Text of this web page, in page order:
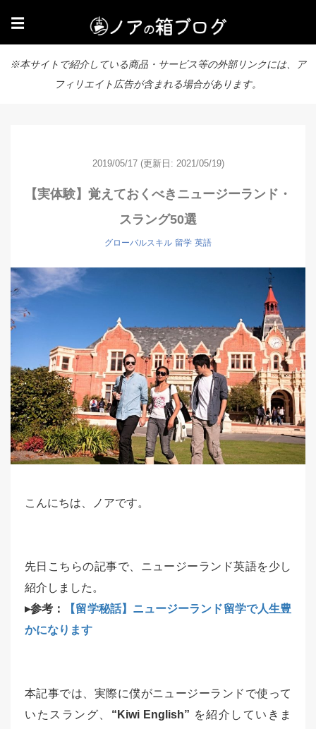
☰
※本サイトで紹介している商品・サービス等の外部リンクには、ア
フィリエイト広告が含まれる場合があります。
2019/05/17 (更新日: 2021/05/19)
【実体験】覚えておくべきニュージーランド・
スラング50選
グローバルスキル 留学 英語
こんにちは、ノアです。
先日こちらの記事で、ニュージーランド英語を少し
紹介しました。
▸参考：
【留学秘話】ニュージーランド留学で人生豊
かになります
本記事では、実際に僕がニュージーランドで使って
いたスラング、 “Kiwi English” を紹介していきま